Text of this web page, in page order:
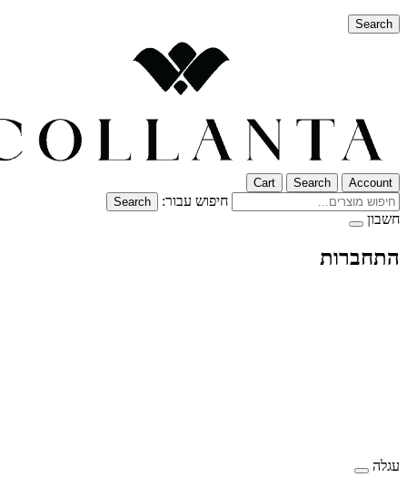
Search
Account
Search
Cart
חיפוש עבור: Search
חשבון
התחברות
עגלה